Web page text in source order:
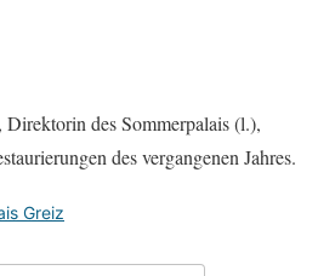
des Sommerpalais (l.),
des vergangenen Jahres.
Greiz